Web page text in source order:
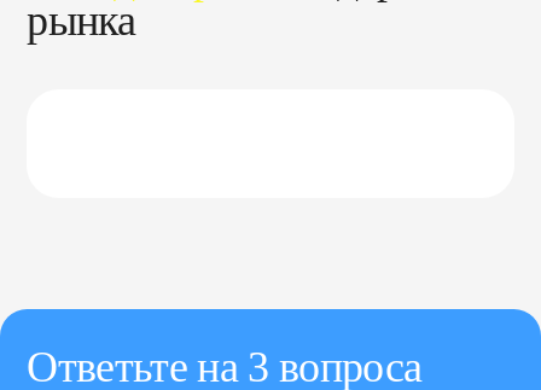
рынка
Ответьте на 3 вопроса